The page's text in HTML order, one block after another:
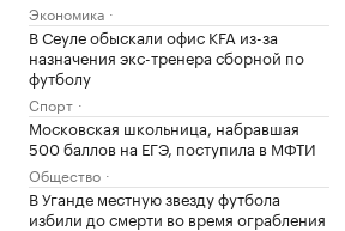
Экономика
В Сеуле обыскали офис KFA из-за
назначения экс-тренера сборной по
футболу
Спорт
Московская школьница, набравшая
500 баллов на ЕГЭ, поступила в МФТИ
Общество
В Уганде местную звезду футбола
избили до смерти во время ограбления